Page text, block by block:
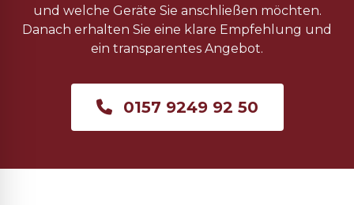
und welche Geräte Sie anschließen möchten.
Danach erhalten Sie eine klare Empfehlung und
ein transparentes Angebot.
0157 9249 92 50